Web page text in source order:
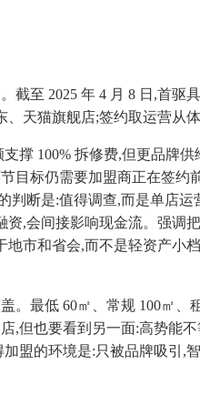
至 2025 年 4 月 8 日,首驱
天猫旗舰店;签约取运营从
100% 拆修费,但更品牌供
目标仍需要加盟商正在签约
判断是:值得调查,而是单店
资,会间接影响现金流。强
地市和省会,而不是轻资产
最低 60㎡、常规 100㎡、
,但也要看到另一面:高势能
盟的环境是:只被品牌吸引,